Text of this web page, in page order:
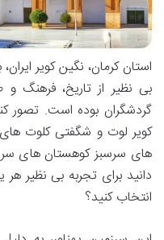
استان کرمان، نگین کویر
بی نظیر از تاریخ، فرهنگ
گردشگران بوده است. تصور
کویر لوت و شگفتی کلوت
های سرسبز کوهستان های سر
دانید برای تجربه بی نظیر
انتخاب کنید؟